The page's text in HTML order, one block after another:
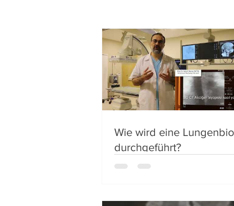
Wie wird eine
durchgeführt?